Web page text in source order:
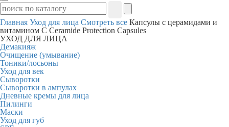
Главная Уход для лица Смотреть все Капсулы с церамидами и
витамином С Ceramide Protection Capsules
УХОД ДЛЯ ЛИЦА
Демакияж
Очищение (умывание)
Тоники/лосьоны
Уход для век
Сыворотки
Сыворотки в ампулах
Дневные кремы для лица
Пилинги
Маски
Уход для губ